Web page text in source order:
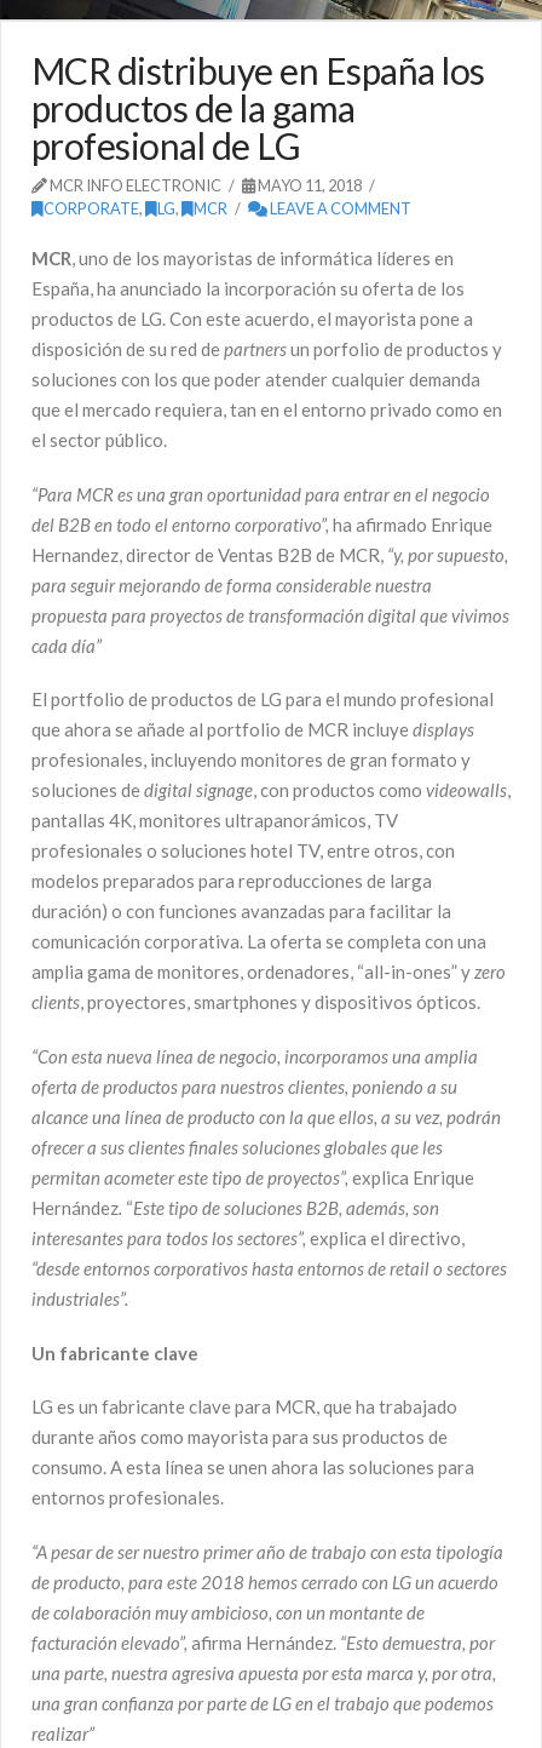
MCR distribuye en España los
productos de la gama
profesional de LG
MCR INFO ELECTRONIC
MAYO 11, 2018
CORPORATE, LG, MCR LEAVE A COMMENT
MCR, uno de los mayoristas de informática líderes en
España, ha anunciado la incorporación su oferta de los
productos de LG. Con este acuerdo, el mayorista pone a
disposición de su red departnersun porfolio de productos y
soluciones con los que poder atender cualquier demanda
que el mercado requiera, tan en el entorno privado como en
el sector público.
“Para MCR es una gran oportunidad para entrar en el negocio
del B2B en todo el entorno corporativo”, ha afirmado Enrique
Hernandez, director de Ventas B2B de MCR, “y, por supuesto,
para seguir mejorando de forma considerable nuestra
propuesta para proyectos de transformación digital que vivimos
cada día”
El portfolio de productos de LG para el mundo profesional
que ahora se añade al portfolio de MCR incluyedisplays
profesionales, incluyendo monitores de gran formato y
soluciones dedigital signage, con productos como videowalls,
pantallas 4K, monitores ultrapanorámicos, TV
profesionales o soluciones hotel TV, entre otros, con
modelos preparados para reproducciones de larga
duración) o con funciones avanzadas para facilitar la
comunicación corporativa. La oferta se completa con una
amplia gama de monitores, ordenadores, “all-in-ones” yzero
clients, proyectores, smartphones y dispositivos ópticos.
“Con esta nueva línea de negocio, incorporamos una amplia
oferta de productos para nuestros clientes, poniendo a su
alcance una línea de producto con la que ellos, a su vez, podrán
ofrecer a sus clientes finales soluciones globales que les
permitan acometer este tipo de proyectos”, explica Enrique
Hernández. “Este tipo de soluciones B2B, además, son
interesantes para todos los sectores”, explica el directivo,
“desde entornos corporativos hasta entornos de retail o sectores
industriales”.
Un fabricante clave
LG es un fabricante clave para MCR, que ha trabajado
durante años como mayorista para sus productos de
consumo. A esta línea se unen ahora las soluciones para
entornos profesionales.
“A pesar de ser nuestro primer año de trabajo con esta tipología
de producto, para este 2018 hemos cerrado con LG un acuerdo
de colaboración muy ambicioso, con un montante de
facturación elevado”, afirma Hernández. “Esto demuestra, por
una parte, nuestra agresiva apuesta por esta marca y, por otra,
una gran confianza porparte de LG en el trabajo que podemos
realizar”